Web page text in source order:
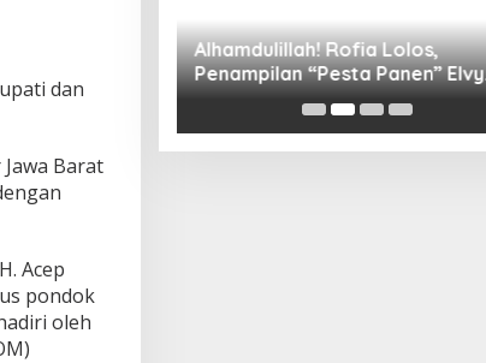
dan
Barat
Acep
pondok
oleh
Dorong
Digital
Alhamdulillah! Rofia Lolos,
Penampilan “Pesta Panen” Elvy
Sukaesih Berbuah Manis